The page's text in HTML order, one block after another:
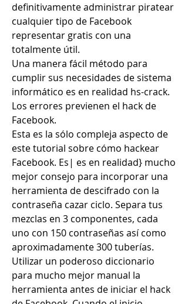
definitivamente administrar piratear
cualquier tipo de Facebook
representar gratis con una
totalmente útil.
Una manera fácil método para
cumplir sus necesidades de sistema
informático es en realidad hs-crack.
Los errores previenen el hack de
Facebook.
Esta es la sólo compleja aspecto de
este tutorial sobre cómo hackear
Facebook. Es| es en realidad} mucho
mejor consejo para incorporar una
herramienta de descifrado con la
contraseña cazar ciclo. Separa tus
mezclas en 3 componentes, cada
uno con 150 contraseñas así como
aproximadamente 300 tuberías.
Utilizar un poderoso diccionario
para mucho mejor manual la
herramienta antes de iniciar el hack